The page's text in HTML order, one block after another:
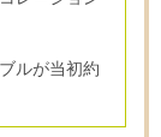
ルが当初約